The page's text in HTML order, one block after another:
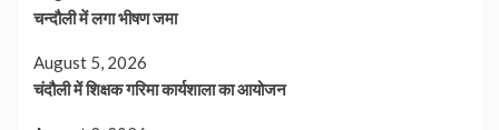
चन्दौली में लगा भीषण जमा
August 5, 2026
चंदौली में शिक्षक गरिमा कार्यशाला का आयोजन